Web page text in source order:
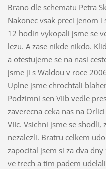
Brano dle schematu Petra
Nakonec vsak preci jenom
12 hodin vykopali jsme se
lezu. A zase nikde nikdo.
a otestujeme se na nasi
jsme ji s Waldou v roce
Uplne jsme chrochtali
Podzimni sen VIIb vedle
zaverecna ceka nas na
VIIc. Vsichni jsme se
nezalezli. Bratru celkem
zapocital jsem si za dva
ve trech a tim padem